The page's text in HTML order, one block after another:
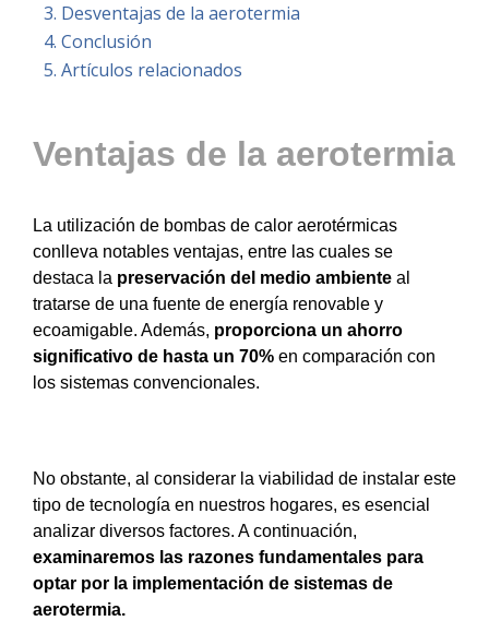
Desventajas de la aerotermia
Conclusión
Artículos relacionados
Ventajas de la aerotermia
La utilización de bombas de calor aerotérmicas
conlleva notables ventajas, entre las cuales se
destaca la preservación del medio ambiente al
tratarse de una fuente de energía renovable y
ecoamigable. Además, proporciona un ahorro
significativo de hasta un 70% en comparación con
los sistemas convencionales.
No obstante, al considerar la viabilidad de instalar este
tipo de tecnología en nuestros hogares, es esencial
analizar diversos factores. A continuación,
examinaremos las razones fundamentales para
optar por la implementación de sistemas de
aerotermia.